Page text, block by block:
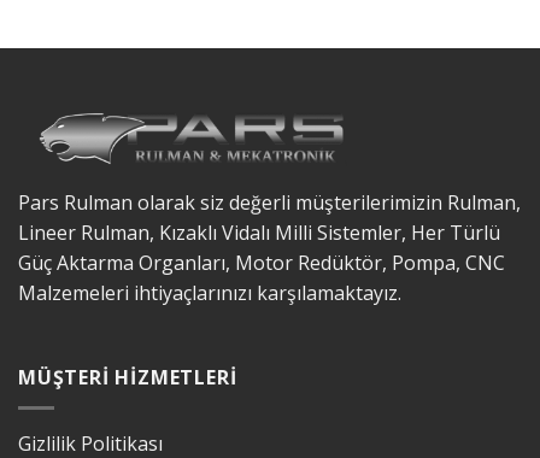
Pars Rulman olarak siz değerli müşterilerimizin Rulman,
Lineer Rulman, Kızaklı Vidalı Milli Sistemler, Her Türlü
Güç Aktarma Organları, Motor Redüktör, Pompa, CNC
Malzemeleri ihtiyaçlarınızı karşılamaktayız.
MÜŞTERI HIZMETLERI
Gizlilik Politikası